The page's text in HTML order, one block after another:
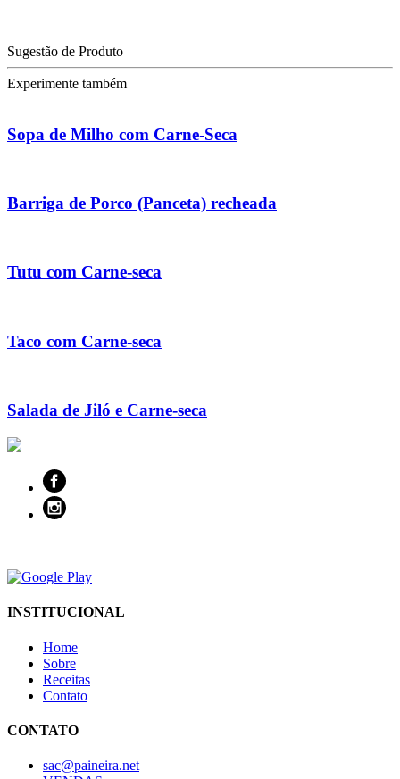
Sugestão de Produto
Experimente também
Sopa de Milho com Carne-Seca
Barriga de Porco (Panceta) recheada
Tutu com Carne-seca
Taco com Carne-seca
Salada de Jiló e Carne-seca
INSTITUCIONAL
Home
Sobre
Receitas
Contato
CONTATO
sac@paineira.net